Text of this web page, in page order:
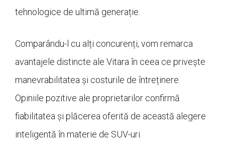
tehnologice de ultimă generație.
Comparându-l cu alți concurenți, vom remarca
avantajele distincte ale Vitara în ceea ce privește
manevrabilitatea și costurile de întreținere.
Opiniile pozitive ale proprietarilor confirmă
fiabilitatea și plăcerea oferită de această alegere
inteligentă în materie de SUV-uri.